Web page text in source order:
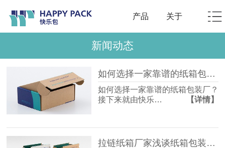
产品 关于
新闻动态
如何选择一家靠谱的纸箱包装厂？
如何选择一家靠谱的纸箱包装厂？
接下来就由快乐…
【详情】
拉链纸箱厂家浅谈纸箱包装设计的四种方式